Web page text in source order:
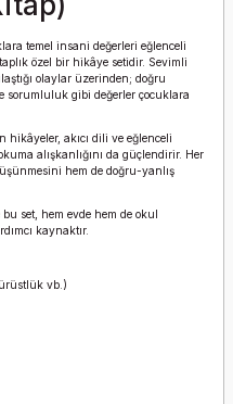
temel insani değerleri eğlenceli
özel bir hikâye setidir. Sevimli
olaylar üzerinden; doğru
sorumluluk gibi değerler çocuklara
hikâyeler, akıcı dili ve eğlenceli
alışkanlığını da güçlendirir. Her
hem de doğru-yanlış
set, hem evde hem de okul
kaynaktır.
vb.)